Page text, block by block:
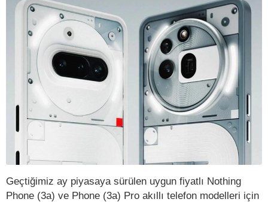
Geçtiğimiz ay piyasaya sürülen uygun fiyatlı Nothing
Phone (3a) ve Phone (3a) Pro akıllı telefon modelleri için